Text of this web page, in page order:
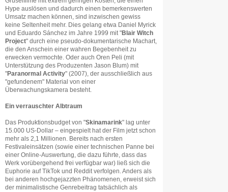
Hype auslösen und dadurch einen bemerkenswerten
Umsatz machen können, sind inzwischen gewiss
keine Seltenheit mehr. Dies gelang etwa Daniel Myrick
und Eduardo Sánchez im Jahre 1999 mit "Blair Witch
Project" durch eine pseudo-dokumentarische Machart,
die den Anschein einer wahren Begebenheit zu
erwecken vermochte. Oder auch Oren Peli (mit
Unterstützung des Produzenten Jason Blum) mit
"Paranormal Activity" (2007), der ausschließlich aus
"gefundenem" Material von einer
Überwachungskamera besteht.
Ein verrauschter Albtraum
Das Produktionsbudget von "Skinamarink" lag unter
15.000 US-Dollar – eingespielt hat der Film jetzt schon
mehr als 2,1 Millionen. Bereits nach ersten
Festivaleinsätzen (sowie einer technischen Panne bei
einer Online-Auswertung, die dazu führte, dass das
Werk vorübergehend frei verfügbar war) ließ sich die
Euphorie auf TikTok und Reddit verfolgen. Anders als
bei anderen hochgejazzten Phänomenen, erweist sich
der minimalistische Genrebeitrag tatsächlich als